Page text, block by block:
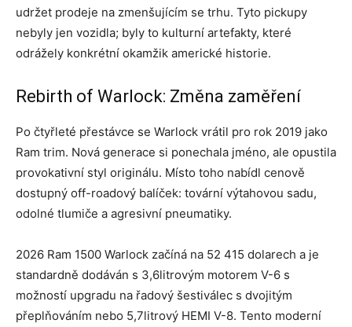
udržet prodeje na zmenšujícím se trhu. Tyto pickupy
nebyly jen vozidla; byly to kulturní artefakty, které
odrážely konkrétní okamžik americké historie.
Rebirth of Warlock: Změna zaměření
Po čtyřleté přestávce se Warlock vrátil pro rok 2019 jako
Ram trim. Nová generace si ponechala jméno, ale opustila
provokativní styl originálu. Místo toho nabídl cenově
dostupný off-roadový balíček: tovární výtahovou sadu,
odolné tlumiče a agresivní pneumatiky.
2026 Ram 1500 Warlock začíná na 52 415 dolarech a je
standardně dodáván s 3,6litrovým motorem V-6 s
možností upgradu na řadový šestiválec s dvojitým
přeplňováním nebo 5,7litrový HEMI V-8. Tento moderní